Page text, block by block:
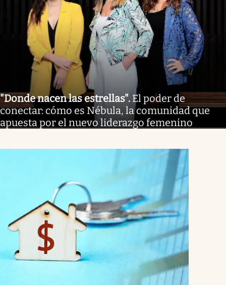
"Donde nacen las estrellas". El poder de
conectar: cómo es Nébula, la comunidad que
apuesta por el nuevo liderazgo femenino